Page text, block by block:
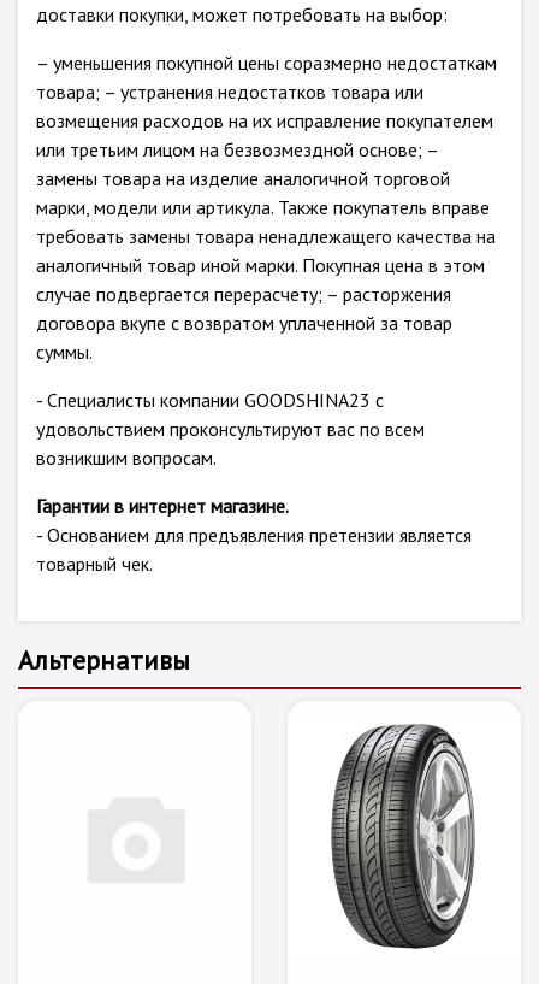
доставки покупки, может потребовать на выбор:
– уменьшения покупной цены соразмерно недостаткам
товара; – устранения недостатков товара или
возмещения расходов на их исправление покупателем
или третьим лицом на безвозмездной основе; –
замены товара на изделие аналогичной торговой
марки, модели или артикула. Также покупатель вправе
требовать замены товара ненадлежащего качества на
аналогичный товар иной марки. Покупная цена в этом
случае подвергается перерасчету; – расторжения
договора вкупе с возвратом уплаченной за товар
суммы.
- Специалисты компании GOODSHINA23 с
удовольствием проконсультируют вас по всем
возникшим вопросам.
Гарантии в интернет магазине.
- Основанием для предъявления претензии является
товарный чек.
Альтернативы